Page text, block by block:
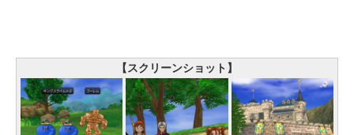
【スクリーンショット】